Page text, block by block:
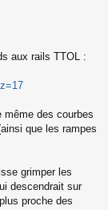
aux rails TTOL :
des courbes
que les rampes
grimper les
descendrait sur
proche des